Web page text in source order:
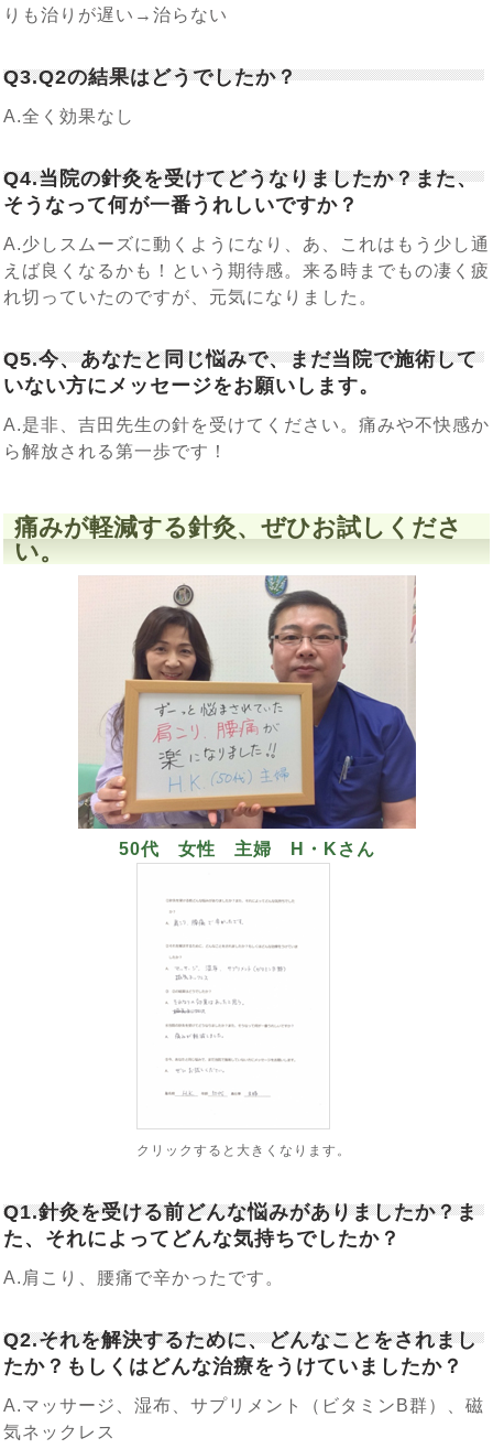
りも治りが遅い→治らない
Q3.Q2の結果はどうでしたか？
A.全く効果なし
Q4.当院の針灸を受けてどうなりましたか？また、
そうなって何が一番うれしいですか？
A.少しスムーズに動くようになり、あ、これはもう少し通
えば良くなるかも！という期待感。来る時までもの凄く疲
れ切っていたのですが、元気になりました。
Q5.今、あなたと同じ悩みで、まだ当院で施術して
いない方にメッセージをお願いします。
A.是非、吉田先生の針を受けてください。痛みや不快感か
ら解放される第一歩です！
痛みが軽減する針灸、ぜひお試しくださ
い。
50代 女性 主婦 H・Kさん
クリックすると大きくなります。
Q1.針灸を受ける前どんな悩みがありましたか？ま
た、それによってどんな気持ちでしたか？
A.肩こり、腰痛で辛かったです。
Q2.それを解決するために、どんなことをされまし
たか？もしくはどんな治療をうけていましたか？
A.マッサージ、湿布、サプリメント（ビタミンB群）、磁
気ネックレス